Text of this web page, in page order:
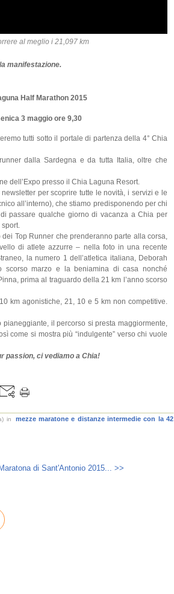
al meglio i 21,097 km
manifestazione.
Half Marathon 2015
3 maggio ore 9,30
tutti sotto il portale di partenza della 4° Chia
dalla Sardegna e da tutta Italia, oltre che
dell’Expo presso il Chia Laguna Resort.
per scoprire tutte le novità, i servizi e le
all’interno), che stiamo predisponendo per chi
passare qualche giorno di vacanza a Chia per
Top Runner che prenderanno parte alla corsa,
di atlete azzurre – nella foto in una recente
la numero 1 dell’atletica italiana, Deborah
scorso marzo e la beniamina di casa nonché
prima al traguardo della 21 km l’anno scorso
km agonistiche, 21, 10 e 5 km non competitive.
pianeggiante, il percorso si presta maggiormente,
come si mostra più “indulgente” verso chi vuole
passion, ci vediamo a Chia!
in
mezze maratone e distanze intermedie con la 42
Maratona di Sant'Antonio 2015... >>